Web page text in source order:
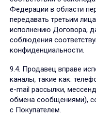
Федерации в области
передавать третьим
исполнению Договора,
соблюдения
конфиденциальности.
9.4. Продавец вправе
каналы, такие как:
e-mail рассылки,
обмена сообщениями),
с Покупателем.